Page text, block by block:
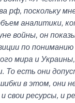
рф, поскольку
аналитики,
войны, он
по пониманию
мира и
То есть они
в этом, они
свои ресурсы, и